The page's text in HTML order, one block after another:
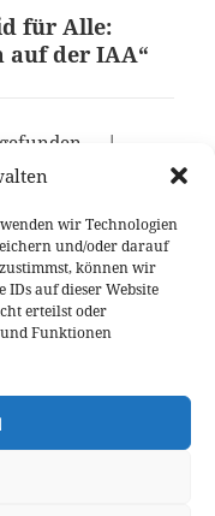
wir Technologien
und/oder darauf
können wir
auf dieser Website
erteilst oder
Funktionen
für Alle:
auf der IAA“
gefunden … |
225xe
Alltrack 2.0